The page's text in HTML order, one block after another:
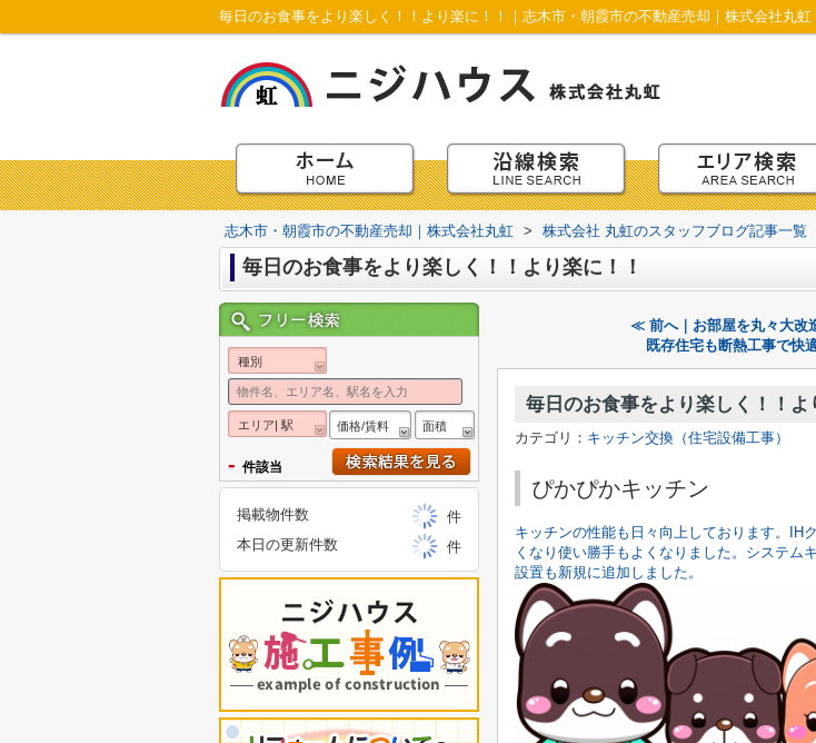
毎日のお食事をより楽しく！！より楽に！！｜志木市・朝霞市の不動産売却｜株式会社丸虹
志木市・朝霞市の不動産売却｜株式会社丸虹 > 株式会社 丸虹のスタッフブログ記事一覧
毎日のお食事をより楽しく！！より楽に！！
≪ 前へ｜お部屋を丸々大改
既存住宅も断熱工事で快
毎日のお食事をより楽しく！！よ
カテゴリ： キッチン交換（住宅設備工事）
ぴかぴかキッチン
キッチンの性能も日々向上しております。IH
くなり使い勝手もよくなりました。システム
設置も新規に追加しました。
種別
エリア| 駅 価格/賃料 面積
- 件該当
掲載物件数
件
本日の更新件数
件